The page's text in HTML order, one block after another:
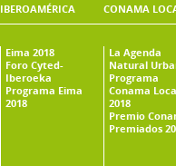
IBEROAMÉRICA
Eima 2018
Foro Cyted-
Iberoeka
Programa Eima
2018
CONAMA
La Agenda
Natural
Programa
Conama
2018
Premio
Premiados